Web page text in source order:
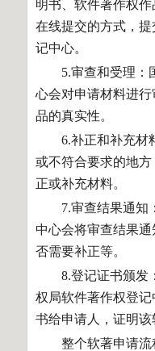
明书、软件著作权
在线提交的方式，
记中心。
5.审查和受理：
心会对申请材料进
品的真实性。
6.补正和补充材
或不符合要求的地
正或补充材料。
7.审查结果通知
中心会将审查结果
否需要补正等。
8.登记证书颁发
权局软件著作权登
书给申请人，证明该
整个软著申请